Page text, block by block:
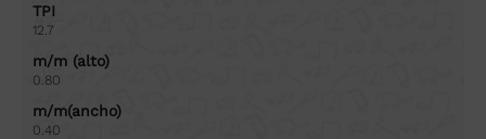
TPI
12.7
m/m (alto)
0.80
m/m(ancho)
0.40